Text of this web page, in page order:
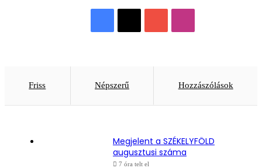
Friss Népszerű Hozzászólások
Megjelent a SZÉKELYFÖLD
augusztusi száma
7 óra telt el